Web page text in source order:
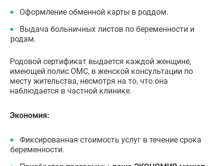
Оформление обменной карты в роддом.
Выдача больничных листов по беременности и
родам.
Родовой сертификат выдается каждой женщине,
имеющей полис ОМС, в женской консультации по
месту жительства, несмотря на то, что она
наблюдается в частной клинике.
Экономия:
Фиксированная стоимость услуг в течение срока
беременности.